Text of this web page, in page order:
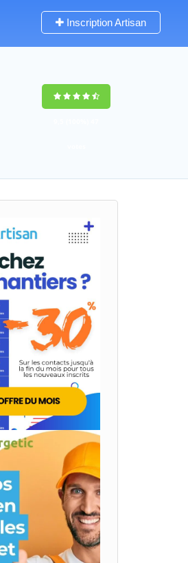
Inscription Artisan